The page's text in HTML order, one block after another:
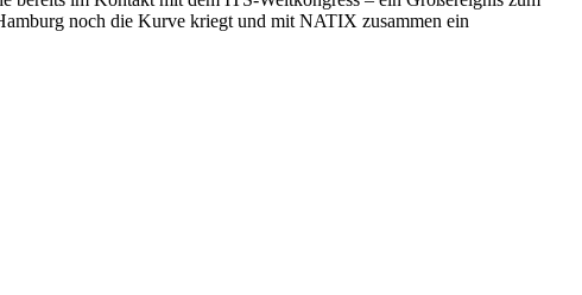
noch die Kurve kriegt und mit NATIX zusammen ein